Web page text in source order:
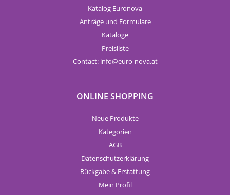
Katalog Euronova
Anträge und Formulare
Kataloge
Preisliste
Contact: info euro-nova.at
ONLINE SHOPPING
Neue Produkte
Kategorien
AGB
Datenschutzerklärung
Rückgabe & Erstattung
Mein Profil